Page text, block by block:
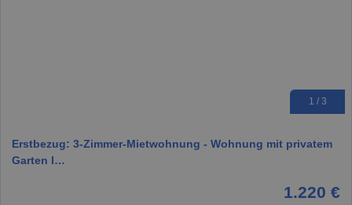
1 / 3
Erstbezug: 3-Zimmer-Mietwohnung - Wohnung mit privatem
Garten I…
1.220 €